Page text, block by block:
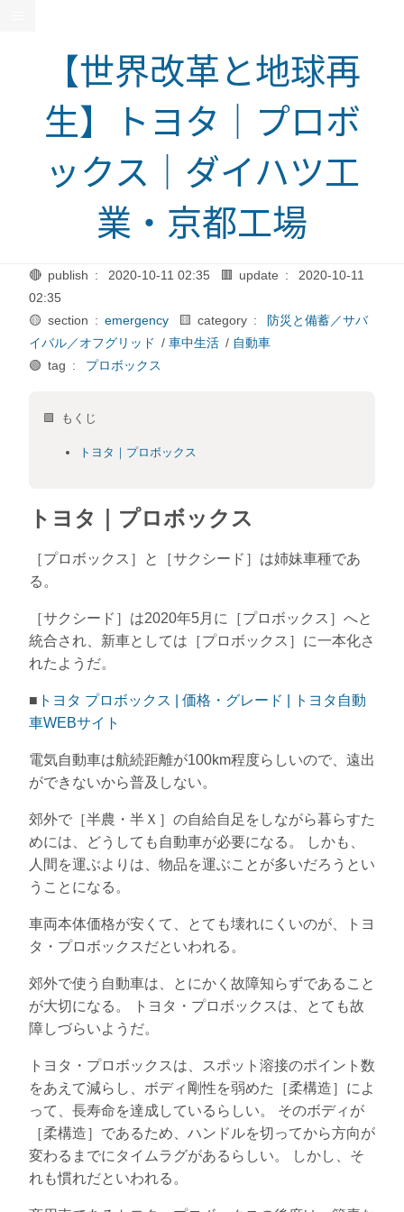
【世界改革と地球再
生】トヨタ｜プロボ
ックス｜ダイハツ工
業・京都工場
🔴 publish : 2020-10-11 02:35 🟥 update :
2020-10-11
02:35
🟡 section : emergency 🟨 category :
防災と備蓄／サバ
イバル／オフグリッド / 車中生活 / 自動車
🟢 tag :
プロボックス
🟩 もくじ
トヨタ｜プロボックス
トヨタ｜プロボックス
［プロボックス］と［サクシード］は姉妹車種であ
る。
［サクシード］は2020年5月に［プロボックス］へと
統合され、新車としては［プロボックス］に一本化さ
れたようだ。
■ トヨタ プロボックス | 価格・グレード | トヨタ自動
車WEBサイト
電気自動車は航続距離が100km程度らしいので、遠出
ができないから普及しない。
郊外で［半農・半Ｘ］の自給自足をしながら暮らすた
めには、どうしても自動車が必要になる。 しかも、
人間を運ぶよりは、物品を運ぶことが多いだろうとい
うことになる。
車両本体価格が安くて、とても壊れにくいのが、トヨ
タ・プロボックスだといわれる。
郊外で使う自動車は、とにかく故障知らずであること
が大切になる。 トヨタ・プロボックスは、とても故
障しづらいようだ。
トヨタ・プロボックスは、スポット溶接のポイント数
をあえて減らし、ボディ剛性を弱めた［柔構造］によ
って、長寿命を達成しているらしい。 そのボディが
［柔構造］であるため、ハンドルを切ってから方向が
変わるまでにタイムラグがあるらしい。 しかし、そ
れも慣れだといわれる。